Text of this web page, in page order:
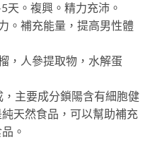
天。複興。精力充沛。
。補充能量，提高男性體
，人參提取物，水解蛋
主要成分鎖陽含有細胞健
天然食品，可以幫助補充
。